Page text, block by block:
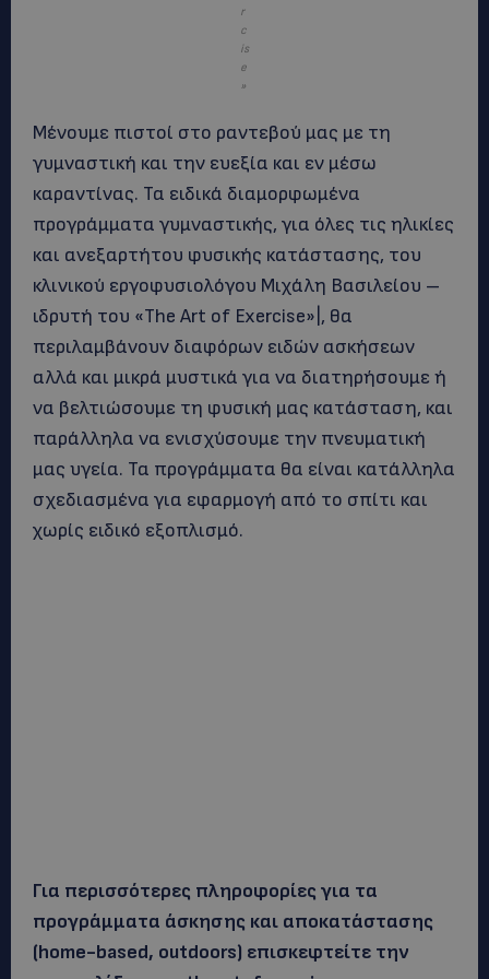
r
c
is
e
»
Μένουμε πιστοί στο ραντεβού μας με τη
γυμναστική και την ευεξία και εν μέσω
καραντίνας. Τα ειδικά διαμορφωμένα
προγράμματα γυμναστικής, για όλες τις ηλικίες
και ανεξαρτήτου φυσικής κατάστασης, του
κλινικού εργοφυσιολόγου Μιχάλη Βασιλείου –
ιδρυτή του «The Art of Exercise»|, θα
περιλαμβάνουν διαφόρων ειδών ασκήσεων
αλλά και μικρά μυστικά για να διατηρήσουμε ή
να βελτιώσουμε τη φυσική μας κατάσταση, και
παράλληλα να ενισχύσουμε την πνευματική
μας υγεία. Τα προγράμματα θα είναι κατάλληλα
σχεδιασμένα για εφαρμογή από το σπίτι και
χωρίς ειδικό εξοπλισμό.
Για περισσότερες πληροφορίες για τα
προγράμματα άσκησης και αποκατάστασης
(home-based, outdoors) επισκεφτείτε την